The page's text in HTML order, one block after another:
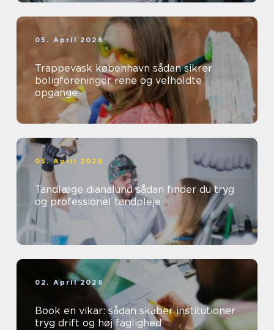
05. April 2026
Trappevask københavn sådan sikrer
boligforeninger rene og velholdte
opgange
05. April 2026
Tandlæge dianalund sådan finder du tryg
og professionel tandpleje
02. April 2026
Book en vikar: sådan skaber institutioner
tryg drift og høj faglighed